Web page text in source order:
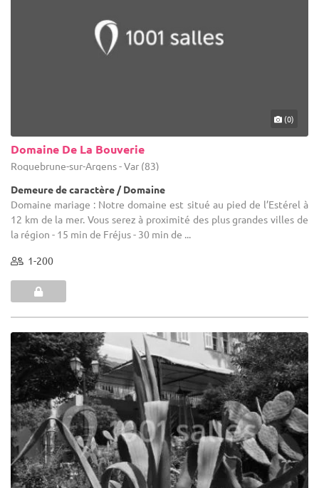
(0)
Domaine De La Bouverie
Roquebrune-sur-Argens - Var (83)
Demeure de caractère / Domaine
Domaine mariage : Notre domaine est situé au pied de l’Estérel à
12 km de la mer. Vous serez à proximité des plus grandes villes de
la région - 15 min de Fréjus - 30 min de ...
1-200